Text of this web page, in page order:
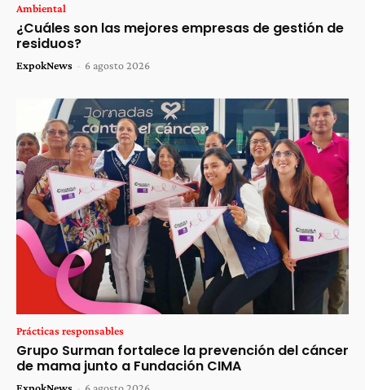
Ambiental
¿Cuáles son las mejores empresas de gestión de
residuos?
ExpokNews - 6 agosto 2026
Prácticas responsables
Grupo Surman fortalece la prevención del cáncer
de mama junto a Fundación CIMA